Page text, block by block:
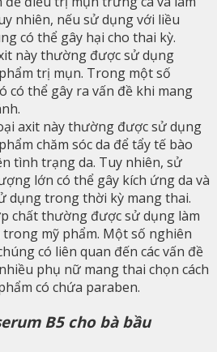
nhiên, nếu sử dụng với liều
có thể gây hại cho thai kỳ.
này thường được sử dụng
trị mụn. Trong một số
có thể gây ra vấn đề khi mang
axit này thường được sử dụng
chăm sóc da để tẩy tế bào
tình trạng da. Tuy nhiên, sử
lớn có thể gây kích ứng da và
dụng trong thời kỳ mang thai.
chất thường được sử dụng làm
mỹ phẩm. Một số nghiên
có liên quan đến các vấn đề
phụ nữ mang thai chọn cách
có chứa paraben.
B5 cho bà bầu